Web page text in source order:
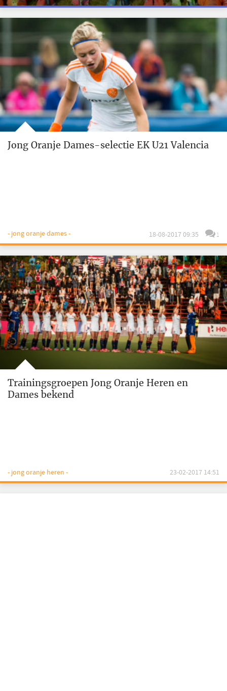
Jong Oranje Dames-selectie EK U21 Valencia
- jong oranje dames - 18-08-2017 09:35 1
Trainingsgroepen Jong Oranje Heren en
Dames bekend
- jong oranje heren - 23-02-2017 14:51